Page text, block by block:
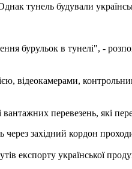
тунель будували
бурульок в тунелі", -
відеокамерами,
перевезень, які
західний кордон
експорту української